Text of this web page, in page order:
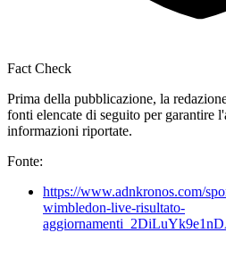
Fact Check
Prima della pubblicazione, la
fonti elencate di seguito per garantire
informazioni riportate.
Fonte:
https://www.adnkronos.com/
wimbledon-live-risultato-